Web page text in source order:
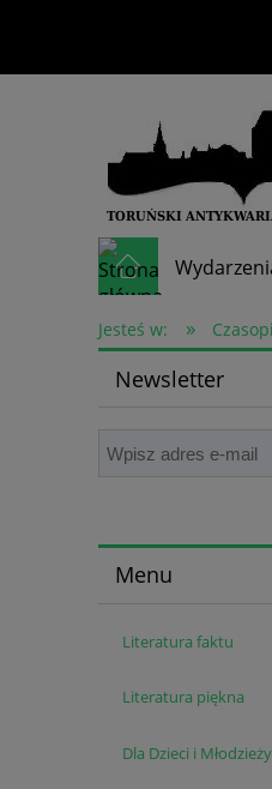
Skup książek
Jesteś w: »
Newsletter
Menu
Literatura faktu
Literatura piękna
Dla Dzieci i Młodzieży